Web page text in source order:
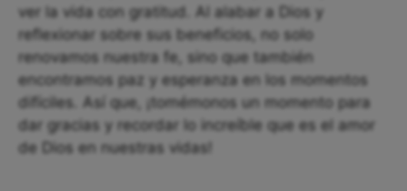
ver la vida con gratitud. Al alabar a Dios y
reflexionar sobre sus beneficios, no solo
renovamos nuestra fe, sino que también
encontramos paz y esperanza en los momentos
difíciles. Así que, ¡tomémonos un momento para
dar gracias y recordar lo increíble que es el amor
de Dios en nuestras vidas!